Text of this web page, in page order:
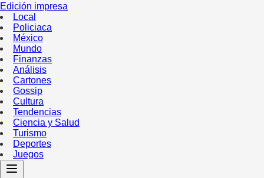
Edición impresa
Local
Policiaca
México
Mundo
Finanzas
Análisis
Cartones
Gossip
Cultura
Tendencias
Ciencia y Salud
Turismo
Deportes
Juegos